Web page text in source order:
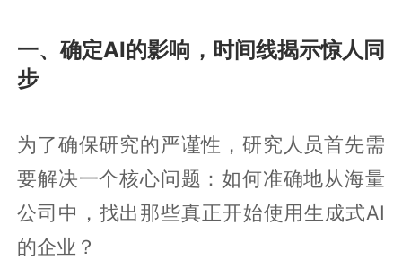
一、确定AI的影响，时间线揭示惊人同
步
为了确保研究的严谨性，研究人员首先需
要解决一个核心问题：如何准确地从海量
公司中，找出那些真正开始使用生成式AI
的企业？